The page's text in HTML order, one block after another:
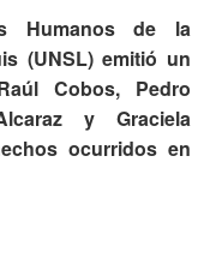
Humanos de la
(UNSL) emitió un
Cobos, Pedro
y Graciela
ocurridos en